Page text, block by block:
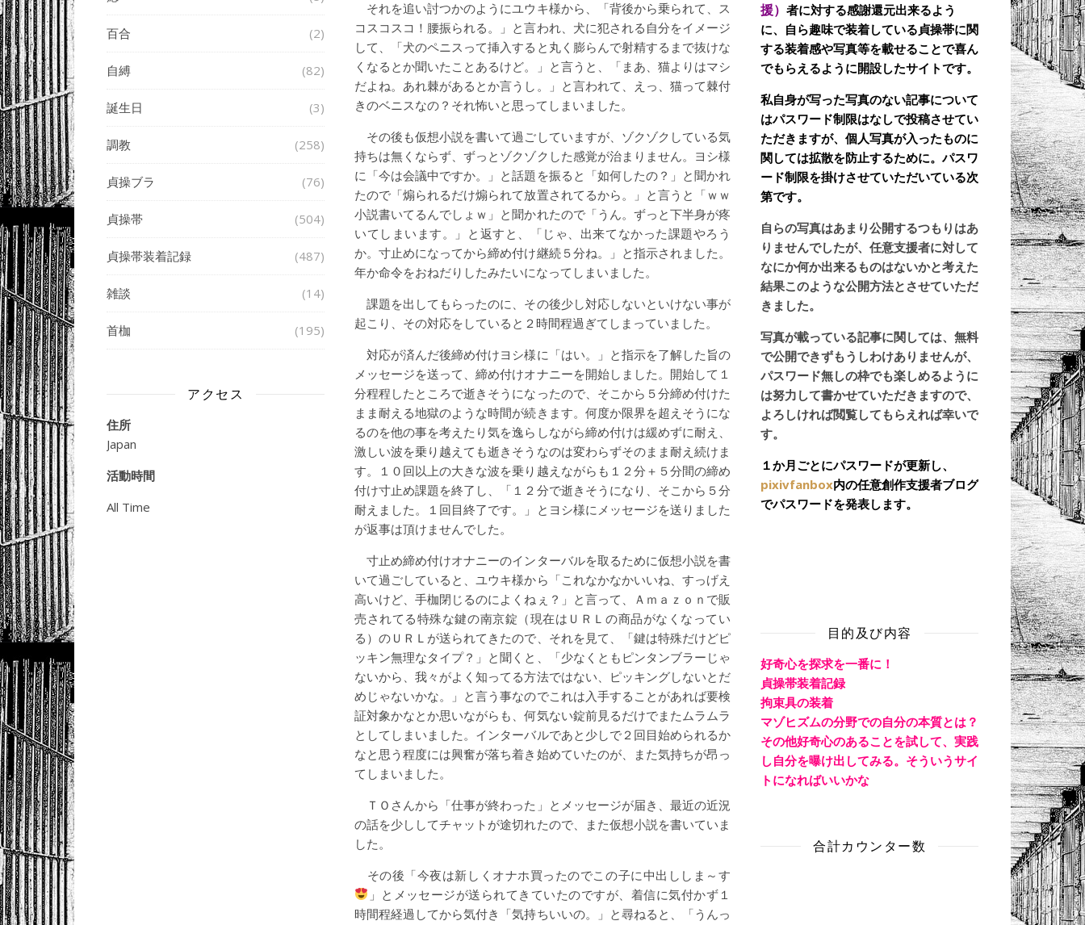
百合 (2)
自縛 (82)
誕生日 (3)
調教 (258)
貞操ブラ (76)
貞操帯 (504)
貞操帯装着記録 (487)
雑談 (14)
首枷 (195)
アクセス
住所
Japan
活動時間
All Time
それを追い討つかのようにユウキ様から、「背後から乗られて、ス
コスコスコ！腰振られる。」と言われ、犬に犯される自分をイメージ
して、「犬のペニスって挿入すると丸く膨らんで射精するまで抜けな
くなるとか聞いたことあるけど。」と言うと、「まあ、猫よりはマシ
だよね。あれ棘があるとか言うし。」と言われて、えっ、猫って棘付
きのベニスなの？それ怖いと思ってしまいました。
その後も仮想小説を書いて過ごしていますが、ゾクゾクしている気
持ちは無くならず、ずっとゾクゾクした感覚が治まりません。ヨシ様
に「今は会議中ですか。」と話題を振ると「如何したの？」と聞かれ
たので「煽られるだけ煽られて放置されてるから。」と言うと「ｗｗ
小説書いてるんでしょｗ」と聞かれたので「うん。ずっと下半身が疼
いてしまいます。」と返すと、「じゃ、出来てなかった課題やろう
か。寸止めになってから締め付け継続５分ね。」と指示されました。
年か命令をおねだりしたみたいになってしまいました。
課題を出してもらったのに、その後少し対応しないといけない事が
起こり、その対応をしていると２時間程過ぎてしまっていました。
対応が済んだ後締め付けヨシ様に「はい。」と指示を了解した旨の
メッセージを送って、締め付けオナニーを開始しました。開始して１
分程程したところで逝きそうになったので、そこから５分締め付けた
まま耐える地獄のような時間が続きます。何度か限界を超えそうにな
るのを他の事を考えたり気を逸らしながら締め付けは緩めずに耐え、
激しい波を乗り越えても逝きそうなのは変わらずそのまま耐え続けま
す。１０回以上の大きな波を乗り越えながらも１２分＋５分間の締め
付け寸止め課題を終了し、「１２分で逝きそうになり、そこから５分
耐えました。１回目終了です。」とヨシ様にメッセージを送りました
が返事は頂けませんでした。
寸止め締め付けオナニーのインターバルを取るために仮想小説を書
いて過ごしていると、ユウキ様から「これなかなかいいね、すっげえ
高いけど、手枷閉じるのによくねぇ？」と言って、Ａｍａｚｏｎで販
売されてる特殊な鍵の南京錠（現在はＵＲＬの商品がなくなってい
る）のＵＲＬが送られてきたので、それを見て、「鍵は特殊だけどピ
ッキン無理なタイプ？」と聞くと、「少なくともピンタンブラーじゃ
ないから、我々がよく知ってる方法ではない、ピッキングしないとだ
めじゃないかな。」と言う事なのでこれは入手することがあれば要検
証対象かなとか思いながらも、何気ない錠前見るだけでまたムラムラ
としてしまいました。インターバルであと少しで２回目始められるか
なと思う程度には興奮が落ち着き始めていたのが、また気持ちが昂っ
てしまいました。
ＴＯさんから「仕事が終わった」とメッセージが届き、最近の近況
の話を少ししてチャットが途切れたので、また仮想小説を書いていま
した。
その後「今夜は新しくオナホ買ったのでこの子に中出ししま～す
」とメッセージが送られてきていたのですが、着信に気付かず１
時間程経過してから気付き「気持ちいいの。」と尋ねると、「うんっ
援） 者に対する感謝還元出来るよう
に、自ら趣味で装着している貞操帯に関
する装着感や写真等を載せることで喜ん
でもらえるように開設したサイトです。
私自身が写った写真のない記事について
はパスワード制限はなしで投稿させてい
ただきますが、個人写真が入ったものに
関しては拡散を防止するために。パスワ
ード制限を掛けさせていただいている次
第です。
自らの写真はあまり公開するつもりはあ
りませんでしたが、任意支援者に対して
なにか何か出来るものはないかと考えた
結果このような公開方法とさせていただ
きました。
写真が載っている記事に関しては、無料
で公開できずもうしわけありませんが、
パスワード無しの枠でも楽しめるように
は努力して書かせていただきますので、
よろしければ閲覧してもらえれば幸いで
す。
１か月ごとにパスワードが更新し、
pixivfanbox内の任意創作支援者ブログ
でパスワードを発表します。
目的及び内容
好奇心を探求を一番に！
貞操帯装着記録
拘束具の装着
マゾヒズムの分野での自分の本質とは？
その他好奇心のあることを試して、実践
し自分を曝け出してみる。そういうサイ
トになればいいかな
合計カウンター数